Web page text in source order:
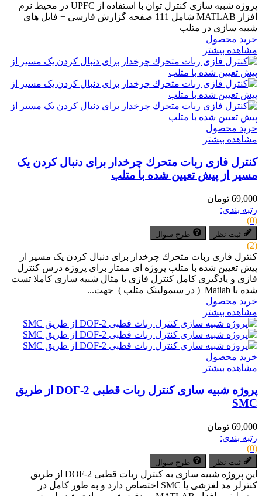
پروژه شبیه سازی کنترل توان با استفاده از UPFC در محیط نرم
افزار MATLAB شامل 111 صفحه گزارش فارسی + فایل های
شبیه سازی در متلب
خرید محصول
مشاهده بیشتر
خرید محصول
مشاهده بیشتر
کنترل فازی ربات متحرك چرخدار برای دنبال کردن یک
مسیر از پیش تعیین شده با متلب
69,000 تومان
رتبه بندی:
(0)
ثبت نظر طرح سوال
(2)
کنترل فازی ربات متحرك چرخدار برای دنبال کردن یک مسیر از
پیش تعیین شده با متلب پروژه ای ممتاز برای پروژه درس کنترل
فازی و یادگیری کامل کنترل فازی با مثال شبیه سازی کاملا تست
شده با Matlab ( در سیمولینک متلب ) جهت...
خرید محصول
مشاهده بیشتر
خرید محصول
مشاهده بیشتر
پروژه شبیه سازی کنترل ربات قطبی 2-DOF از طریق
SMC
69,000 تومان
رتبه بندی:
(0)
ثبت نظر طرح سوال
این پروژه شبیه­ سازی به کنترل ربات قطبی DOF-2 از طریق
کنترلر مد لغزشی یا SMC اختصاص دارد و به طور کامل در